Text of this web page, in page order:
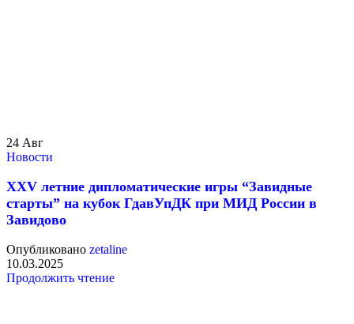
24 Авг
Новости
XXV летние дипломатические игры “Завидные
старты” на кубок ГдавУпДК при МИД России в
Завидово
Опубликовано zetaline
10.03.2025
Продолжить чтение